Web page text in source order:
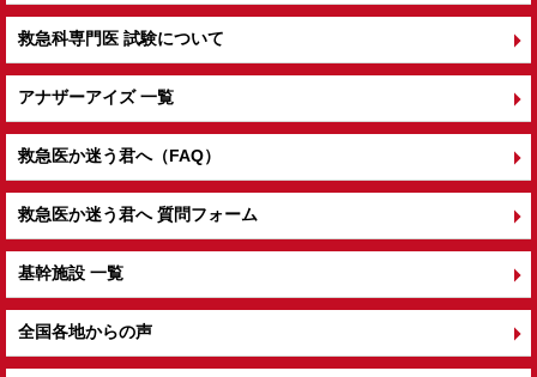
救急科専門医 試験について
アナザーアイズ 一覧
救急医か迷う君へ（FAQ）
救急医か迷う君へ 質問フォーム
基幹施設 一覧
全国各地からの声